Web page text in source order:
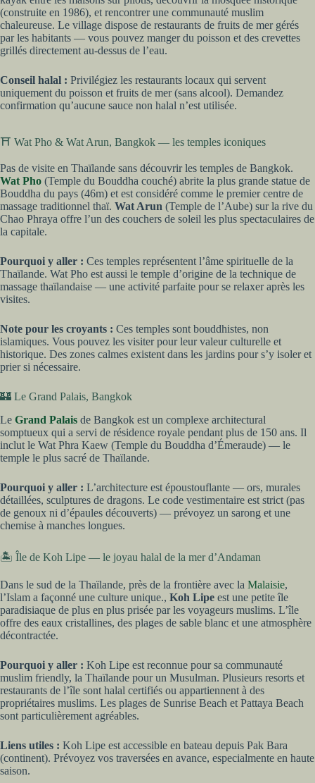
(construite en 1986), et rencontrer une communauté muslim
chaleureuse. Le village dispose de restaurants de fruits de mer gérés
par les habitants — vous pouvez manger du poisson et des crevettes
grillés directement au-dessus de l’eau.
Conseil halal : Privilégiez les restaurants locaux qui servent
uniquement du poisson et fruits de mer (sans alcool). Demandez
confirmation qu’aucune sauce non halal n’est utilisée.
⛩️ Wat Pho & Wat Arun, Bangkok — les temples iconiques
Pas de visite en Thaïlande sans découvrir les temples de Bangkok.
Wat Pho (Temple du Bouddha couché) abrite la plus grande statue de
Bouddha du pays (46m) et est considéré comme le premier centre de
massage traditionnel thaï. Wat Arun (Temple de l’Aube) sur la rive du
Chao Phraya offre l’un des couchers de soleil les plus spectaculaires de
la capitale.
Pourquoi y aller : Ces temples représentent l’âme spirituelle de la
Thaïlande. Wat Pho est aussi le temple d’origine de la technique de
massage thaïlandaise — une activité parfaite pour se relaxer après les
visites.
Note pour les croyants : Ces temples sont bouddhistes, non
islamiques. Vous pouvez les visiter pour leur valeur culturelle et
historique. Des zones calmes existent dans les jardins pour s’y isoler et
prier si nécessaire.
🏰 Le Grand Palais, Bangkok
Le Grand Palais de Bangkok est un complexe architectural
somptueux qui a servi de résidence royale pendant plus de 150 ans. Il
inclut le Wat Phra Kaew (Temple du Bouddha d’Émeraude) — le
temple le plus sacré de Thaïlande.
Pourquoi y aller : L’architecture est époustouflante — ors, murales
détaillées, sculptures de dragons. Le code vestimentaire est strict (pas
de genoux ni d’épaules découverts) — prévoyez un sarong et une
chemise à manches longues.
🏝️ Île de Koh Lipe — le joyau halal de la mer d’Andaman
Dans le sud de la Thaïlande, près de la frontière avec la Malaisie,
l’Islam a façonné une culture unique., Koh Lipe est une petite île
paradisiaque de plus en plus prisée par les voyageurs muslims. L’île
offre des eaux cristallines, des plages de sable blanc et une atmosphère
décontractée.
Pourquoi y aller : Koh Lipe est reconnue pour sa communauté
muslim friendly, la Thaïlande pour un Musulman. Plusieurs resorts et
restaurants de l’île sont halal certifiés ou appartiennent à des
propriétaires muslims. Les plages de Sunrise Beach et Pattaya Beach
sont particulièrement agréables.
Liens utiles : Koh Lipe est accessible en bateau depuis Pak Bara
(continent). Prévoyez vos traversées en avance, especialmente en haute
saison.